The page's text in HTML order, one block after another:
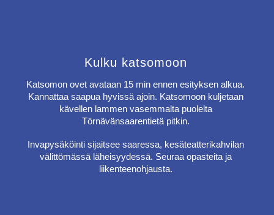
Kulku katsomoon
Katsomon ovet avataan 15 min ennen esityksen alkua.
Kannattaa saapua hyvissä ajoin. Katsomoon kuljetaan
kävellen lammen vasemmalta puolelta
Törnävänsaarentietä pitkin.
Invapysäköinti sijaitsee saaressa, kesäteatterikahvilan
välittömässä läheisyydessä. Seuraa opasteita ja
liikenteenohjausta.